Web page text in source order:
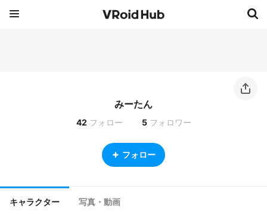
みーたん
42 フォロー 5 フォロワー
フォロー
キャラクター 写真・動画